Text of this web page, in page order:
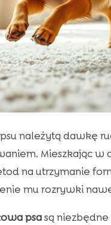
należytą dawkę
Mieszkając w
na utrzymanie
mu rozrywki
psasą niezbędne